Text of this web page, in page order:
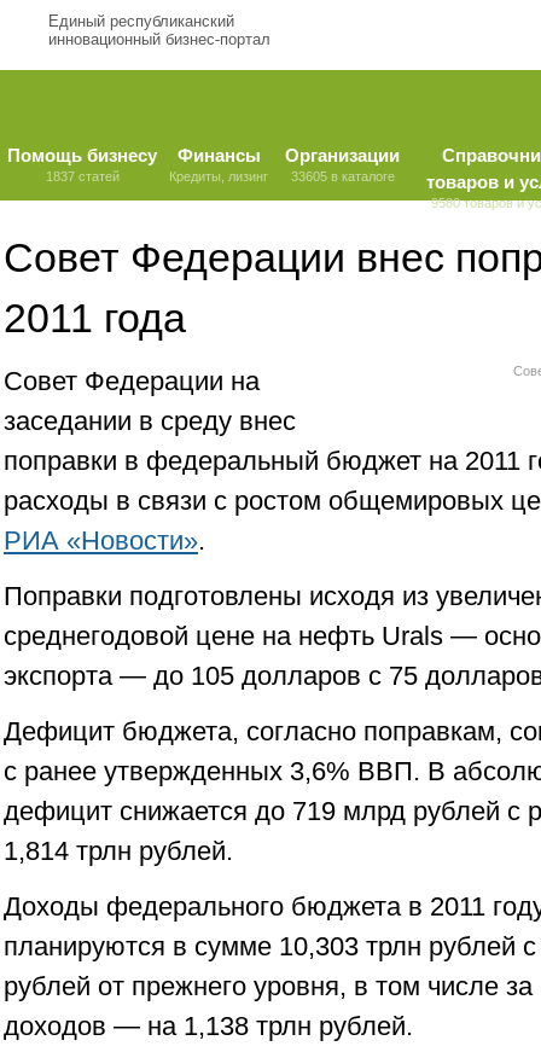
Единый республиканский
инновационный бизнес-портал
Помощь бизнесу
1837 статей
Финансы
Кредиты, лизинг
Организации
33605 в каталоге
товаров и
9580 товаров и
Совет Федерации внес
2011 года
Совет Федерации на
заседании в среду внес
поправки в федеральный бюджет на 2011
расходы в связи с ростом общемировых
РИА «Новости».
Поправки подготовлены исходя из
среднегодовой цене на нефть Urals —
экспорта — до 105 долларов с 75
Дефицит бюджета, согласно поправкам,
с ранее утвержденных 3,6% ВВП. В
дефицит снижается до 719 млрд рублей с
1,814 трлн рублей.
Доходы федерального бюджета в 2011
планируются в сумме 10,303 трлн рублей
рублей от прежнего уровня, в том числе
доходов — на 1,138 трлн рублей.